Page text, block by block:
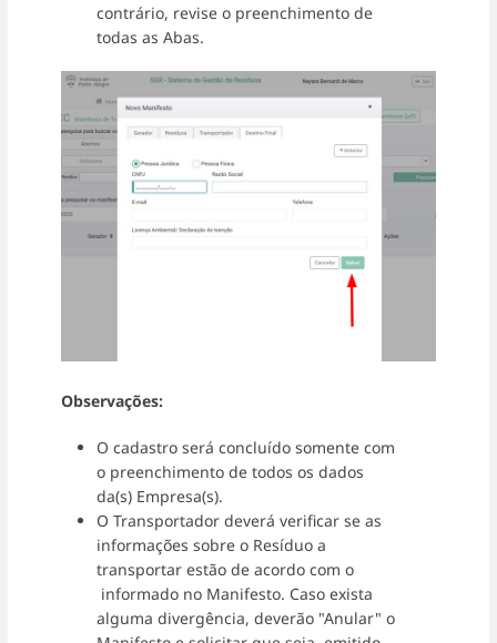
contrário, revise o preenchimento de
todas as Abas.
Observações:
O cadastro será concluído somente com
o preenchimento de todos os dados
da(s) Empresa(s).
O Transportador deverá verificar se as
informações sobre o Resíduo a
transportar estão de acordo com o
informado no Manifesto. Caso exista
alguma divergência, deverão "Anular" o